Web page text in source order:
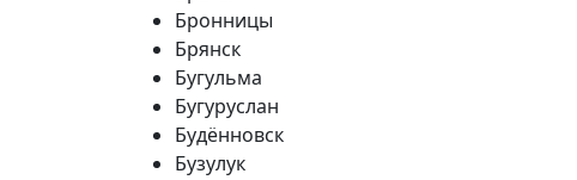
Бронницы
Брянск
Бугульма
Бугуруслан
Будённовск
Бузулук